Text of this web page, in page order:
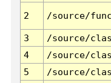
2 /source/
3 /source/
4
/source/
5
/source/